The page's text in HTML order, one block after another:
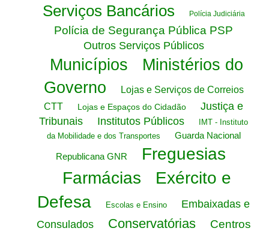
Serviços Bancários Polícia Judiciária
Polícia de Segurança Pública PSP
Outros Serviços Públicos
Municípios
Ministérios do
Governo
Lojas e Serviços de Correios
CTT
Lojas e Espaços do Cidadão
Justiça e
Tribunais
Institutos Públicos
IMT - Instituto
da Mobilidade e dos Transportes
Guarda Nacional
Republicana GNR
Freguesias
Farmácias
Exército e
Defesa
Escolas e Ensino
Embaixadas e
Consulados
Conservatórias Centros